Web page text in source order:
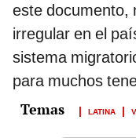
este documento,
irregular en el
sistema
para muchos
LATINA